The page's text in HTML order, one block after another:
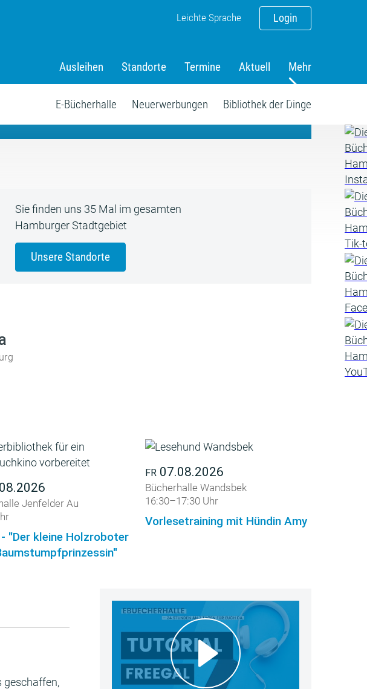
Login
Leichte Sprache
Ausleihen Standorte Termine Aktuell Mehr
E-Bücherhalle Neuerwerbungen Bibliothek der Dinge
Sie finden uns 35 Mal im gesamten
Hamburger Stadtgebiet
Unsere Standorte
Jenfelder Au
- "Der kleine Holzroboter
FR 07.08.2026
Bücherhalle Wandsbek
16:30–17:30 Uhr
Vorlesetraining mit Hündin Amy
geschaffen,